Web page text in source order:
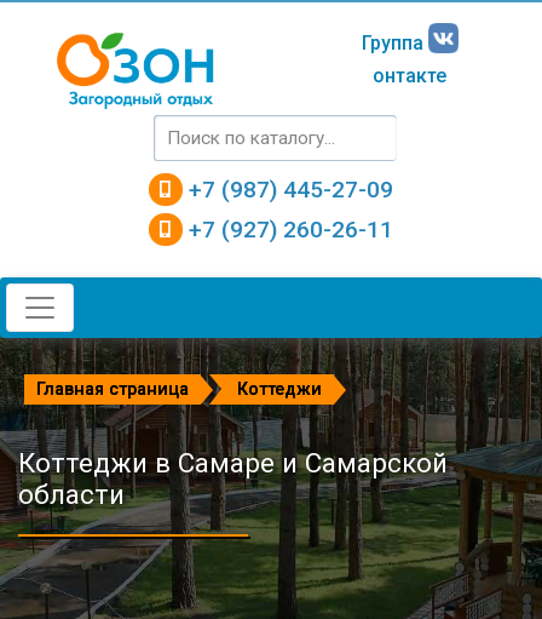
Группа
онтакте
+7 (987) 445-27-09
+7 (927) 260-26-11
Главная страница Коттеджи
Коттеджи в Самаре и Самарской
области